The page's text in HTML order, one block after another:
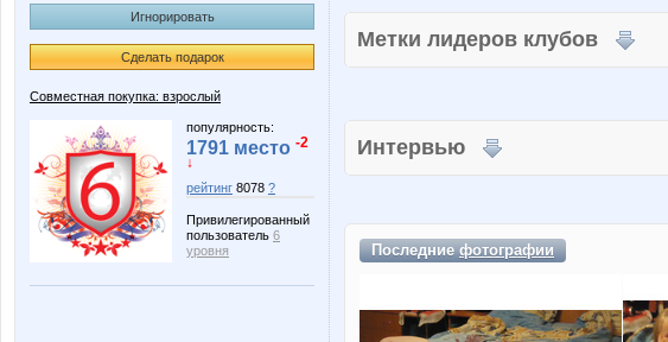
Игнорировать
Сделать подарок
Совместная покупка: взрослый
популярность:
1791 место -2
↓
рейтинг 8078 ?
Привилегированный
пользователь 6
уровня
Метки лидеров клубов
Интервью
Последниефотографии